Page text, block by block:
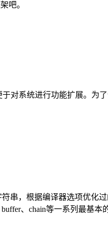
吧。
对系统进行功能扩展。为
串，根据编译器选项优化
、chain等一系列最基本